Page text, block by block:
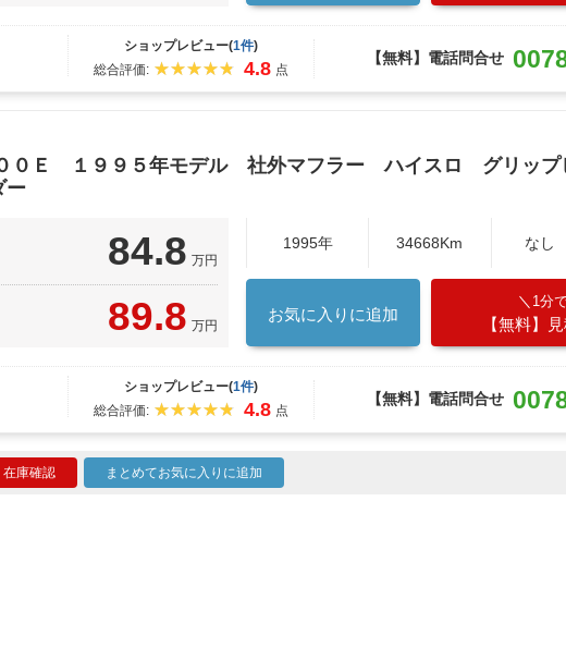
ショップレビュー(1件)
総合評価:
4.8 点
【無料】電話問合せ
０Ｅ １９９５年モデル 社外マフラー ハイスロ グリッ
ー
84.8 万円
89.8 万円
1995年 34668Km なし
お気に入りに追加
1分
【無料】
ショップレビュー(1件)
総合評価:
4.8 点
【無料】電話問合せ
在庫確認 まとめてお気に入りに追加